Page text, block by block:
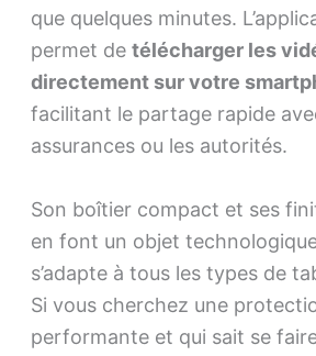
que quelques minutes.
permet de télécharger les
directement sur votre
facilitant le partage rapide
assurances ou les autorités.
Son boîtier compact et ses
en font un objet
s’adapte à tous les types de
Si vous cherchez une
performante et qui sait se